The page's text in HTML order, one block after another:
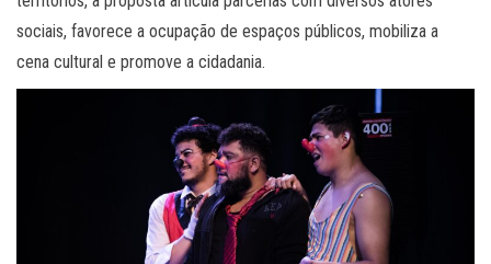
sociais, favorece a ocupação de espaços públicos, mobiliza a
cena cultural e promove a cidadania.